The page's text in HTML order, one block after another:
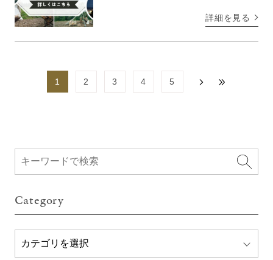
られる絶景スポット。自然の中で行
詳細を見る
1 2 3 4 5
Category